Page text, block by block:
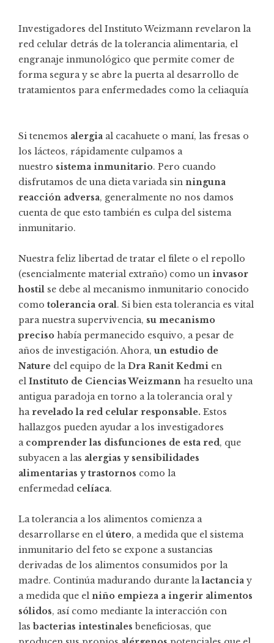
Investigadores del Instituto Weizmann revelaron la
red celular detrás de la tolerancia alimentaria, el
engranaje inmunológico que permite comer de
forma segura y se abre la puerta al desarrollo de
tratamientos para enfermedades como la celiaquía
Si tenemos alergia al cacahuete o maní, las fresas o
los lácteos, rápidamente culpamos a
nuestro sistema inmunitario. Pero cuando
disfrutamos de una dieta variada sin ninguna
reacción adversa, generalmente no nos damos
cuenta de que esto también es culpa del sistema
inmunitario.
Nuestra feliz libertad de tratar el filete o el repollo
(esencialmente material extraño) como un invasor
hostil se debe al mecanismo inmunitario conocido
como tolerancia oral. Si bien esta tolerancia es vital
para nuestra supervivencia, su mecanismo
preciso había permanecido esquivo, a pesar de
años de investigación. Ahora, un estudio de
Nature del equipo de laDra Ranit Kedmi en
el Instituto de Ciencias Weizmann ha resuelto una
antigua paradoja en torno a la tolerancia oral y
harevelado la red celular responsable. Estos
hallazgos pueden ayudar a los investigadores
a comprender las disfunciones de esta red, que
subyacen a las alergias y sensibilidades
alimentarias y trastornos como la
enfermedad celíaca.
La tolerancia a los alimentos comienza a
desarrollarse en el útero, a medida que el sistema
inmunitario del feto se expone a sustancias
derivadas de los alimentos consumidos por la
madre. Continúa madurando durante lalactancia y
a medida que el niño empieza a ingerir alimentos
sólidos, así como mediante la interacción con
las bacterias intestinales beneficiosas, que